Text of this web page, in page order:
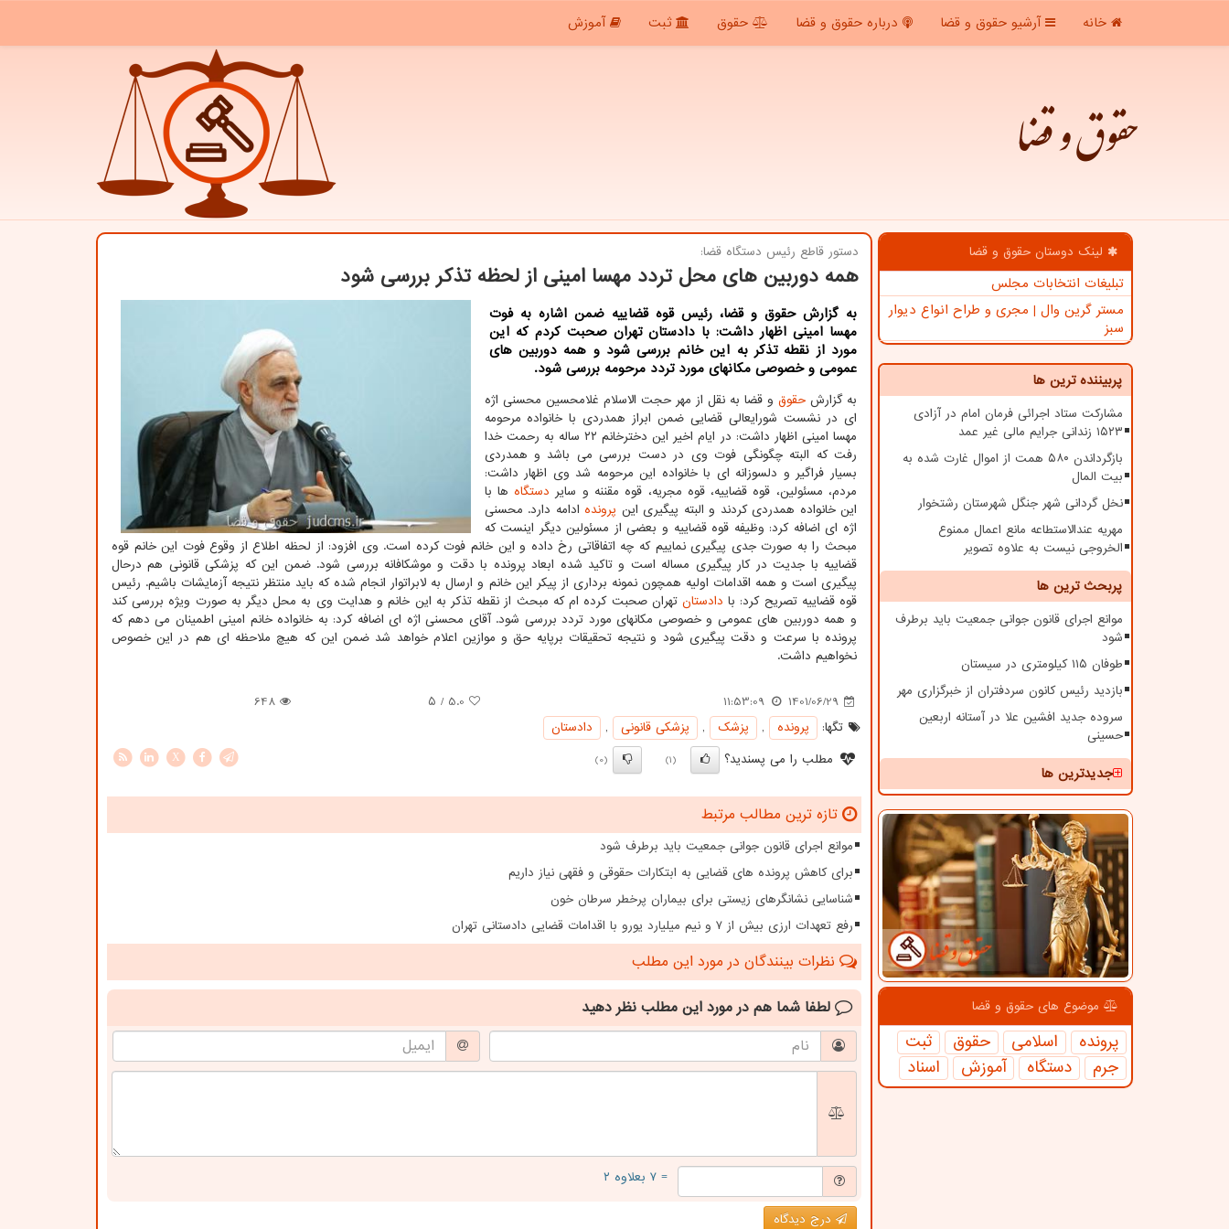
خانه آرشیو حقوق و قضا درباره حقوق و قضا حقوق ثبت آموزش
حقوق و قضا
لینک دوستان حقوق و قضا
تبلیغات انتخابات مجلس
مستر گرین وال | مجری و طراح انواع دیوار
سبز
پربیننده ترین ها
مشارکت ستاد اجرائی فرمان امام در آزادی
۱۵۲۳ زندانی جرایم مالی غیر عمد
بازگرداندن ۵۸۰ همت از اموال غارت شده به
بیت المال
نخل گردانی شهر جنگل شهرستان رشتخوار
مهریه عندالاستطاعه مانع اعمال ممنوع
الخروجی نیست به علاوه تصویر
پربحث ترین ها
موانع اجرای قانون جوانی جمعیت باید برطرف
شود
طوفان ۱۱۵ کیلومتری در سیستان
بازدید رئیس کانون سردفتران از خبرگزاری مهر
سروده جدید افشین علا در آستانه اربعین
حسینی
جدیدترین ها
موضوع های حقوق و قضا
پرونده اسلامی حقوق
ثبت
جرم
دستگاه آموزش اسناد
دستور قاطع رئیس دستگاه قضا:
همه دوربین های محل تردد مهسا امینی از لحظه تذکر بررسی شود
به گزارش حقوق و قضا، رئیس قوه قضاییه ضمن اشاره به فوت
مهسا امینی اظهار داشت: با دادستان تهران صحبت کردم که این
مورد از نقطه تذکر به این خانم بررسی شود و همه دوربین های
عمومی و خصوصی مکانهای مورد تردد مرحومه بررسی شود.
به گزارشحقوق و قضا به نقل از مهر حجت الاسلام غلامحسین محسنی اژه
ای در نشست شورایعالی قضایی ضمن ابراز همدردی با خانواده مرحومه
مهسا امینی اظهار داشت: در ایام اخیر این دخترخانم ۲۲ ساله به رحمت خدا
رفت که البته چگونگی فوت وی در دست بررسی می باشد و همدردی
بسیار فراگیر و دلسوزانه ای با خانواده این مرحومه شد وی اظهار داشت:
مردم، مسئولین، قوه قضاییه، قوه مجریه، قوه مقننه و سایر دستگاه ها با
این خانواده همدردی کردند و البته پیگیری این پرونده ادامه دارد. محسنی
اژه ای اضافه کرد: وظیفه قوه قضاییه و بعضی از مسئولین دیگر اینست که
مبحث را به صورت جدی پیگیری نماییم که چه اتفاقاتی رخ داده و این خانم فوت کرده است. وی افزود: از لحظه اطلاع از وقوع فوت این خانم قوه
قضاییه با جدیت در کار پیگیری مساله است و تاکید شده ابعاد پرونده با دقت و موشکافانه بررسی شود. ضمن این که پزشکی قانونی هم درحال
پیگیری است و همه اقدامات اولیه همچون نمونه برداری از پیکر این خانم و ارسال به لابراتوار انجام شده که باید منتظر نتیجه آزمایشات باشیم. رئیس
قوه قضاییه تصریح کرد: با دادستان تهران صحبت کرده ام که مبحث از نقطه تذکر به این خانم و هدایت وی به محل دیگر به صورت ویژه بررسی کند
و همه دوربین های عمومی و خصوصی مکانهای مورد تردد بررسی شود. آقای محسنی اژه ای اضافه کرد: به خانواده خانم امینی اطمینان می دهم که
پرونده با سرعت و دقت پیگیری شود و نتیجه تحقیقات برپایه حق و موازین اعلام خواهد شد ضمن این که هیچ ملاحظه ای هم در این خصوص
نخواهیم داشت.
1401/06/29
11:53:09
5.0 / ۵
648
تگها:
پرونده , پزشك , پزشكی قانونی ,
دادستان
مطلب را می پسندید؟
(1)
(0)
X
تازه ترین مطالب مرتبط
موانع اجرای قانون جوانی جمعیت باید برطرف شود
برای کاهش پرونده های قضایی به ابتکارات حقوقی و فقهی نیاز داریم
شناسایی نشانگرهای زیستی برای بیماران پرخطر سرطان خون
رفع تعهدات ارزی بیش از ۷ و نیم میلیارد یورو با اقدامات قضایی دادستانی تهران
نظرات بینندگان در مورد این مطلب
لطفا شما هم در مورد این مطلب نظر دهید
= ۷ بعلاوه ۲
درج دیدگاه